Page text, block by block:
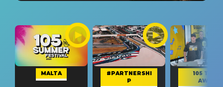
MALTA
#PARTNERSHI
P
105 TAKE
AWAY